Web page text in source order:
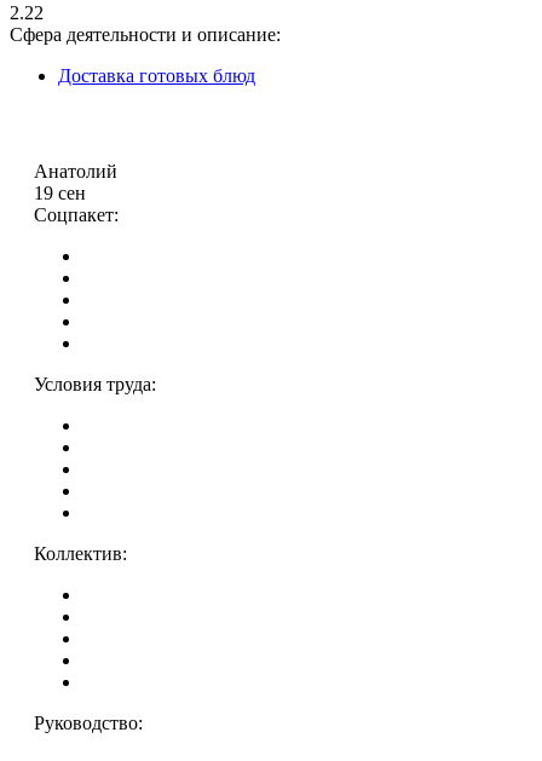
2.22
Сфера деятельности и описание:
Доставка готовых блюд
Анатолий
19 сен
Соцпакет:
Условия труда:
Коллектив:
Руководство: